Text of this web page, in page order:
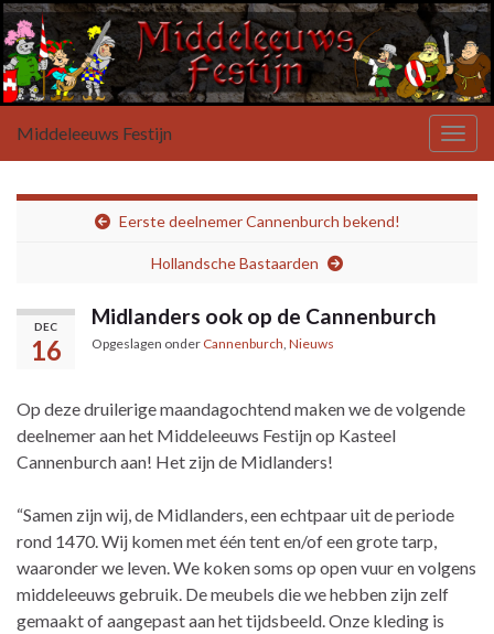
Middeleeuws Festijn
Eerste deelnemer Cannenburch bekend!
Hollandsche Bastaarden
DEC
16
Midlanders ook op de Cannenburch
Opgeslagen onder Cannenburch Nieuws
Op deze druilerige maandagochtend maken we de volgende
deelnemer aan het Middeleeuws Festijn op Kasteel
Cannenburchaan! Het zijn de Midlanders!
“Samen zijn wij, de Midlanders, een echtpaar uit de periode
rond 1470. Wij komen met één tent en/of een grote tarp,
waaronder we leven. We koken soms op open vuur en volgens
middeleeuws gebruik. De meubels die we hebben zijn zelf
gemaakt of aangepast aan het tijdsbeeld. Onze kleding is